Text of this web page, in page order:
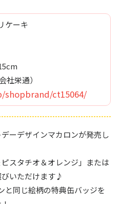
ケーキ
社栄通）
ct15064/
ーデザインマカロンが発売し
スタチオ＆オレンジ」または
びいただけます♪
と同じ絵柄の特典缶バッジを